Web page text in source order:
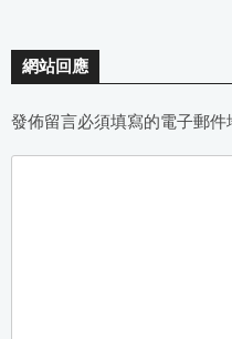
網站回應
發佈留言必須填寫的電子郵件